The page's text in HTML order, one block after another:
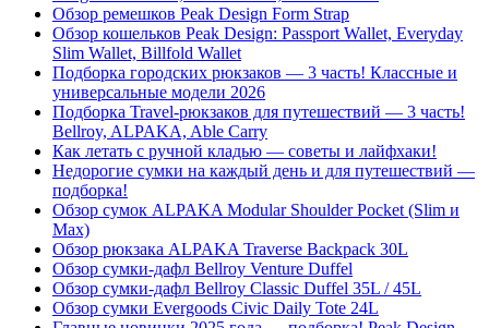
Обзор ремешков Peak Design Form Strap
Обзор кошельков Peak Design: Passport Wallet, Everyday
Slim Wallet, Billfold Wallet
Подборка городских рюкзаков — 3 часть! Классные и
универсальные модели 2026
Подборка Travel-рюкзаков для путешествий — 3 часть!
Bellroy, ALPAKA, Able Carry
Как летать с ручной кладью — советы и лайфхаки!
Недорогие сумки на каждый день и для путешествий —
подборка!
Обзор сумок ALPAKA Modular Shoulder Pocket (Slim и
Max)
Обзор рюкзака ALPAKA Traverse Backpack 30L
Обзор сумки-дафл Bellroy Venture Duffel
Обзор сумки-дафл Bellroy Classic Duffel 35L / 45L
Обзор сумки Evergoods Civic Daily Tote 24L